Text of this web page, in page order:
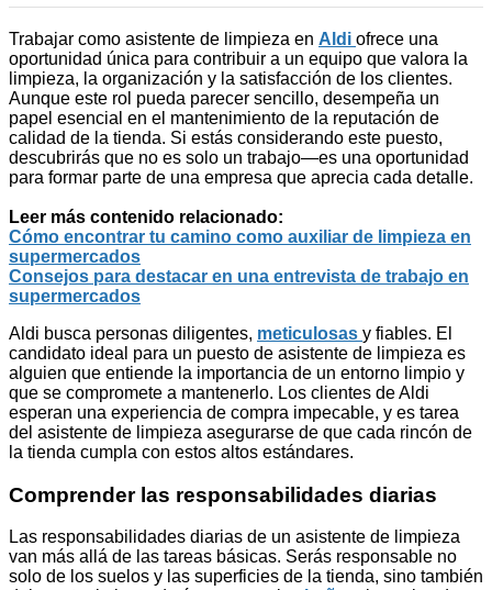
Trabajar como asistente de limpieza en Aldi ofrece una
oportunidad única para contribuir a un equipo que valora la
limpieza, la organización y la satisfacción de los clientes.
Aunque este rol pueda parecer sencillo, desempeña un
papel esencial en el mantenimiento de la reputación de
calidad de la tienda. Si estás considerando este puesto,
descubrirás que no es solo un trabajo—es una oportunidad
para formar parte de una empresa que aprecia cada detalle.
Leer más contenido relacionado:
Cómo encontrar tu camino como auxiliar de limpieza en
supermercados
Consejos para destacar en una entrevista de trabajo en
supermercados
Aldi busca personas diligentes, meticulosas y fiables. El
candidato ideal para un puesto de asistente de limpieza es
alguien que entiende la importancia de un entorno limpio y
que se compromete a mantenerlo. Los clientes de Aldi
esperan una experiencia de compra impecable, y es tarea
del asistente de limpieza asegurarse de que cada rincón de
la tienda cumpla con estos altos estándares.
Comprender las responsabilidades diarias
Las responsabilidades diarias de un asistente de limpieza
van más allá de las tareas básicas. Serás responsable no
solo de los suelos y las superficies de la tienda, sino también